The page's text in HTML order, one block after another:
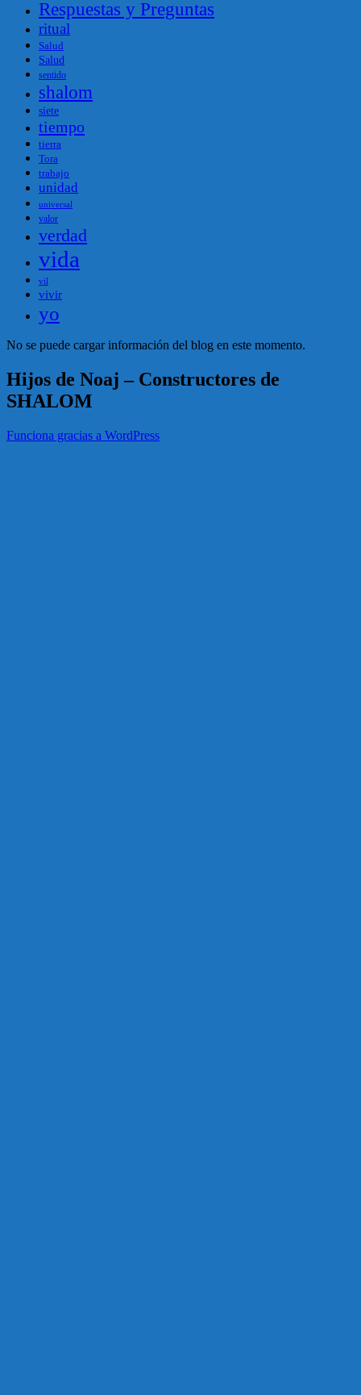
Respuestas y Preguntas
ritual
Salud
Salud
sentido
shalom
siete
tiempo
tierra
Tora
trabajo
unidad
universal
valor
verdad
vida
vil
vivir
yo
No se puede cargar información del blog en este momento.
Hijos de Noaj – Constructores de
SHALOM
Funciona gracias a WordPress